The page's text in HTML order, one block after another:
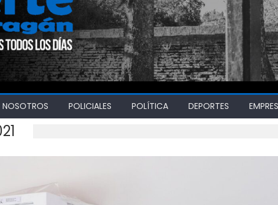
NOSOTROS POLICIALES POLÍTICA DEPORTES